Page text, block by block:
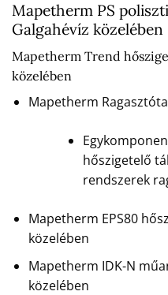
Mapetherm PS
Galgahévíz közelében
Mapetherm Trend
közelében
Mapetherm
hőszigetelő
rendszerek
Mapetherm EPS80
közelében
Mapetherm IDK-N
közelében